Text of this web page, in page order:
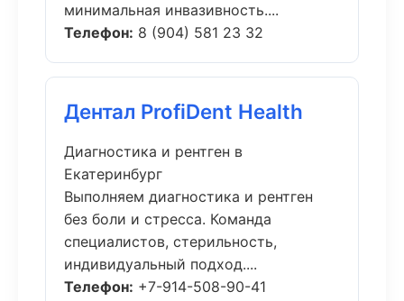
минимальная инвазивность....
Телефон: 8 (904) 581 23 32
Дентал ProfiDent Health
Диагностика и рентген в
Екатеринбург
Выполняем диагностика и рентген
без боли и стресса. Команда
специалистов, стерильность,
индивидуальный подход....
Телефон: +7-914-508-90-41